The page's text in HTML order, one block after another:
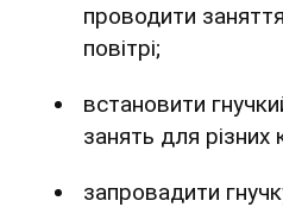
проводити
повітрі;
встановити
занять для різних
запровадити